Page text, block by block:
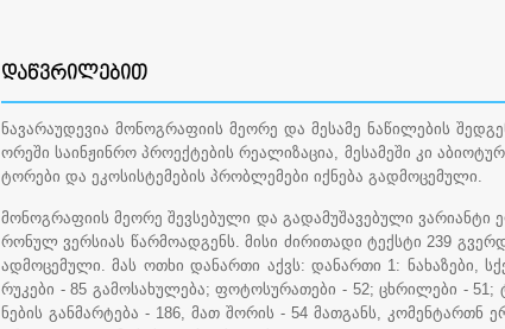
ᲓᲐᲬᲕᲠᲘᲚᲔᲑᲘᲗ
ნავარაუდევია მონოგრაფიის მეორე და მესამე ნაწილების
ორეში საინჟინრო პროექტების რეალიზაცია, მესამეში კი
ტორები და ეკოსისტემების პრობლემები იქნება გადმოცემული.
მონოგრაფიის მეორე შევსებული და გადამუშავებული ვარიანტი
რონულ ვერსიას წარმოადგენს. მისი ძირითადი ტექსტი 239
ადმოცემული. მას ოთხი დანართი აქვს: დანართი 1: ნახაზები,
რუკები - 85 გამოსახულება; ფოტოსურათები - 52; ცხრილები - 51;
ნების განმარტება - 186, მათ შორის - 54 მათგანს, კომენტართნ